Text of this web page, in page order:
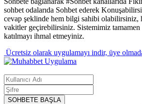
sohbet odalarıda Sohbet ederek
cevap şeklinde hem bilgi sahibi olabilirsiniz,
vakitler geçirebilirsiniz. Sistemimiz
katılmayı ihmal etmeyiniz.
Ücretsiz olarak uygulamayı indir, üye
SOHBETE BAŞLA